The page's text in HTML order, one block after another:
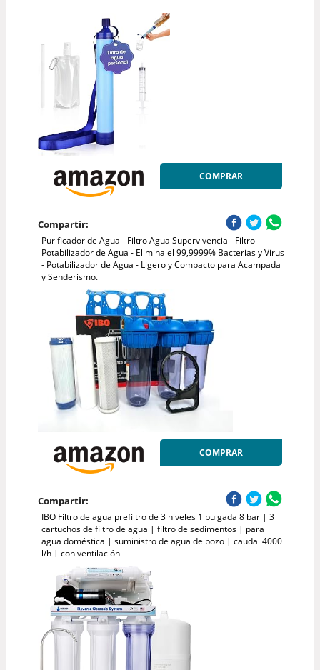
COMPRAR
Compartir:
Purificador de Agua - Filtro Agua Supervivencia - Filtro
Potabilizador de Agua - Elimina el 99,9999% Bacterias y Virus
- Potabilizador de Agua - Ligero y Compacto para Acampada
y Senderismo.
COMPRAR
Compartir:
IBO Filtro de agua prefiltro de 3 niveles 1 pulgada 8 bar | 3
cartuchos de filtro de agua | filtro de sedimentos | para
agua doméstica | suministro de agua de pozo | caudal 4000
l/h | con ventilación